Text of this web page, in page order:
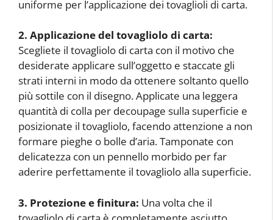
uniforme per l’applicazione dei tovaglioli di carta.
2. Applicazione del tovagliolo di carta:
Scegliete il tovagliolo di carta con il motivo che
desiderate applicare sull’oggetto e staccate gli
strati interni in modo da ottenere soltanto quello
più sottile con il disegno. Applicate una leggera
quantità di colla per decoupage sulla superficie e
posizionate il tovagliolo, facendo attenzione a non
formare pieghe o bolle d’aria. Tamponate con
delicatezza con un pennello morbido per far
aderire perfettamente il tovagliolo alla superficie.
3. Protezione e finitura: Una volta che il